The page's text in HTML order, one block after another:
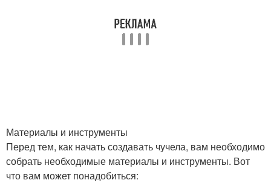
Материалы и инструменты
Перед тем, как начать создавать чучела, вам необходимо
собрать необходимые материалы и инструменты. Вот
что вам может понадобиться: